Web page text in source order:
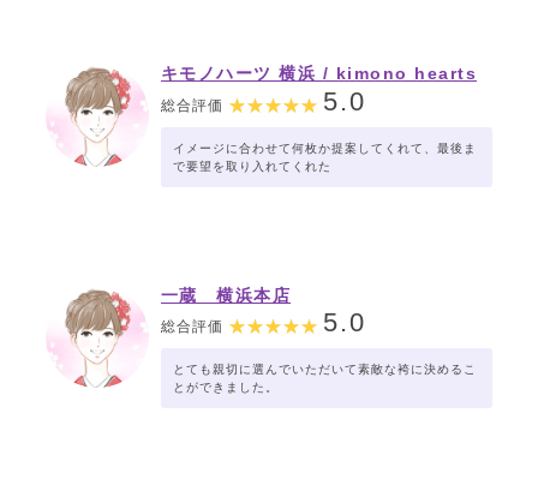
キモノハーツ 横浜 / kimono hearts
Yokohama
総合評価 5.0
イメージに合わせて何枚か提案してくれて、最後ま
で要望を取り入れてくれた
一蔵 横浜本店
総合評価 5.0
とても親切に選んでいただいて素敵な袴に決めるこ
とができました。